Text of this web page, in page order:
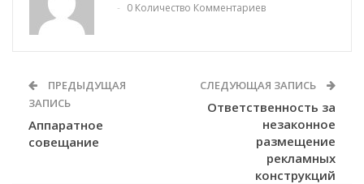
0 Количество Комментариев
ПРЕДЫДУЩАЯ
ЗАПИСЬ
Аппаратное
совещание
СЛЕДУЮЩАЯ ЗАПИСЬ
Ответственность за
незаконное
размещение
рекламных
конструкций